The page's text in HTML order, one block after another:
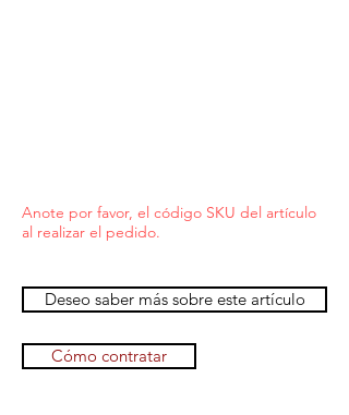
Anote por favor, el código SKU del artículo
al realizar el pedido.
Deseo saber más sobre este artículo
Cómo contratar